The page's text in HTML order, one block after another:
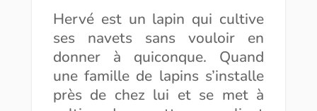
Hervé est un lapin qui cultive
ses navets sans vouloir en
donner à quiconque. Quand
une famille de lapins s’installe
près de chez lui et se met à